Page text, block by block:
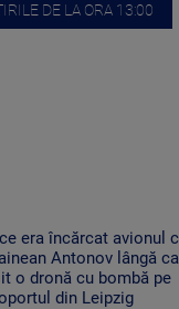
DE LA ORA 13:00
era încărcat avionul
Antonov lângă
o dronă cu bombă pe
din Leipzig